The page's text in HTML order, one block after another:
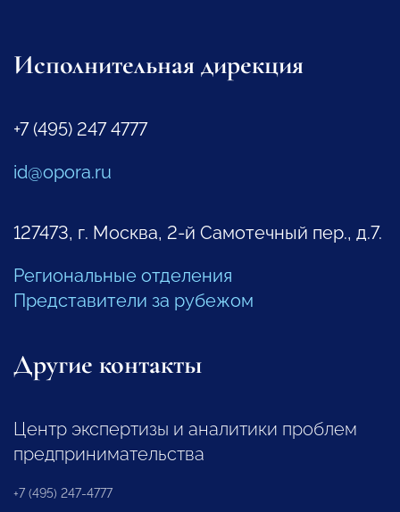
Исполнительная дирекция
+7 (495) 247 4777
id@opora.ru
127473, г. Москва, 2-й Самотечный пер., д.7.
Региональные отделения
Представители за рубежом
Другие контакты
Центр экспертизы и аналитики проблем
предпринимательства
+7 (495) 247-4777